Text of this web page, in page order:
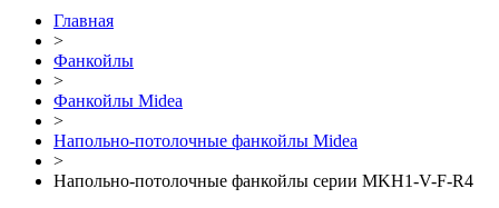
Главная
>
Фанкойлы
>
Фанкойлы Midea
>
Напольно-потолочные фанкойлы Midea
>
Напольно-потолочные фанкойлы серии MKH1-V-F-R4